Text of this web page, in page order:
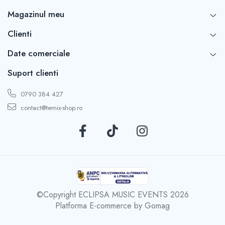
preț competitiv. Comandă acum și îmbunătățește
experiența de vizionare a televizorului tău.
Magazinul meu
Clienti
Date comerciale
Suport clienti
0790 384 427
contact@temix-shop.ro
©Copyright ECLIPSA MUSIC EVENTS 2026
Platforma E-commerce by Gomag